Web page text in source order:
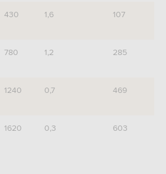
430 1,6 107
780 1,2 285
1240 0,7 469
1620 0,3 603